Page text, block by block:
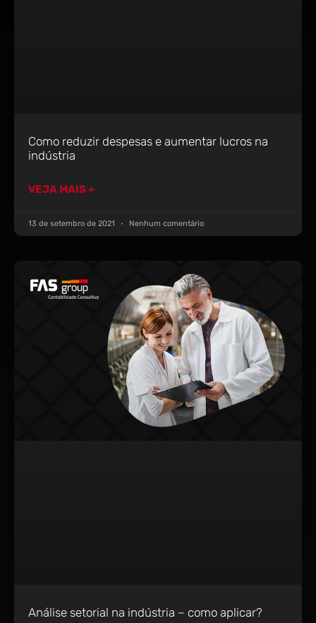
Como reduzir despesas e aumentar lucros na
indústria
VEJA MAIS +
13 de setembro de 2021 Nenhum comentário
Análise setorial na indústria – como aplicar?